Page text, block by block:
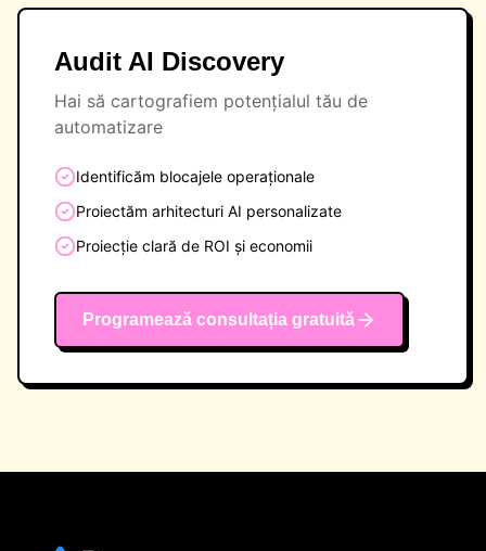
Audit AI Discovery
Hai să cartografiem potențialul tău de
automatizare
Identificăm blocajele operaționale
Proiectăm arhitecturi AI personalizate
Proiecție clară de ROI și economii
Programează consultația gratuită